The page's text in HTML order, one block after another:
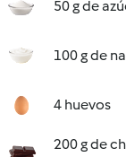
50 g de
100 g de
4 huevos
200 g de